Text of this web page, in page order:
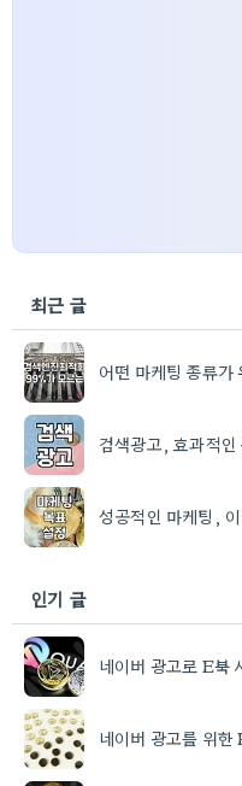
최근 글
어떤 마케팅 종류가
검색광고, 효과적
성공적인 마케팅,
인기 글
네이버 광고로 E북
네이버 광고를 위